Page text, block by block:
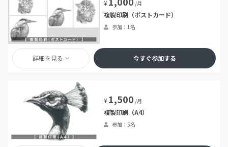
¥ /月
複製印刷（ポストカード）
参加：1名
詳細を見る 今すぐ参加する
¥1,500 /月
複製印刷（A4）
参加：5名